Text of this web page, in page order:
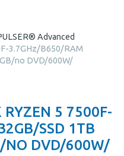
Advanced
3.7GHz/B650/RAM
no DVD/600W/
5 7500F-
SSD 1TB
NO DVD/600W/